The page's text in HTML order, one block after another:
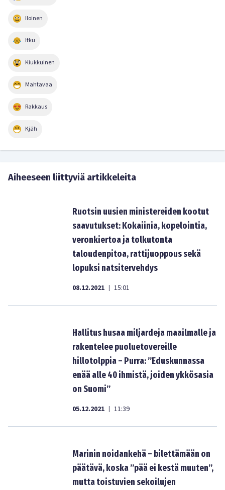
Iloinen
Itku
Kiukkuinen
Mahtavaa
Rakkaus
Kjäh
Aiheeseen liittyviä artikkeleita
Ruotsin uusien ministereiden kootut
saavutukset: Kokaiinia, kopelointia,
veronkiertoa ja tolkutonta
taloudenpitoa, rattijuoppous sekä
lopuksi natsitervehdys
08.12.2021 | 15:01
Hallitus husaa miljardeja maailmalle ja
rakentelee puoluetovereille
hillotolppia – Purra: ”Eduskunnassa
enää alle 40 ihmistä, joiden ykkösasia
on Suomi”
05.12.2021 | 11:39
Marinin noidankehä – bilettämään on
päätävä, koska ”pää ei kestä muuten”,
mutta toistuvien sekoilujen